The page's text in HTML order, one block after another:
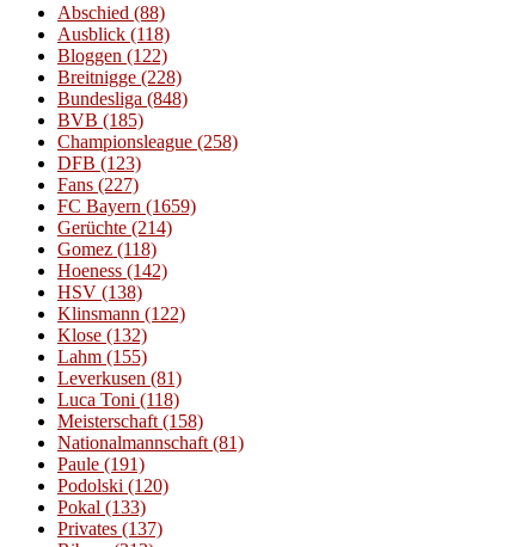
Abschied (88)
Ausblick (118)
Bloggen (122)
Breitnigge (228)
Bundesliga (848)
BVB (185)
Championsleague (258)
DFB (123)
Fans (227)
FC Bayern (1659)
Gerüchte (214)
Gomez (118)
Hoeness (142)
HSV (138)
Klinsmann (122)
Klose (132)
Lahm (155)
Leverkusen (81)
Luca Toni (118)
Meisterschaft (158)
Nationalmannschaft (81)
Paule (191)
Podolski (120)
Pokal (133)
Privates (137)